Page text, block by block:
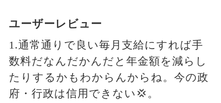
ユーザーレビュー
1.通常通りで良い毎月支給にすれば手
数料だなんだかんだと年金額を減らし
たりするかもわからんからね。今の政
府・行政は信用できない💢。